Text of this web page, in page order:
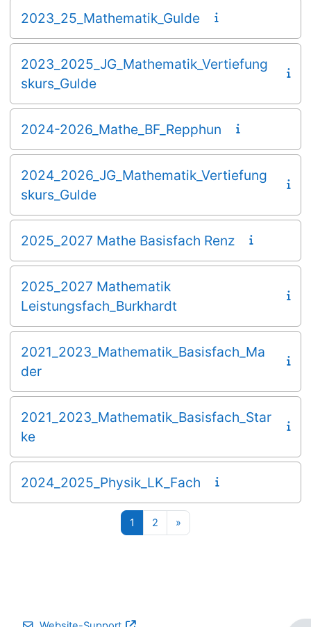
2023_25_Mathematik_Gulde
2023_2025_JG_Mathematik_Vertiefung
skurs_Gulde
2024-2026_Mathe_BF_Repphun
2024_2026_JG_Mathematik_Vertiefung
skurs_Gulde
2025_2027 Mathe Basisfach Renz
2025_2027 Mathematik
Leistungsfach_Burkhardt
2021_2023_Mathematik_Basisfach_Ma
der
2021_2023_Mathematik_Basisfach_Star
ke
2024_2025_Physik_LK_Fach
1 Seite 1
2 Seite 2
»